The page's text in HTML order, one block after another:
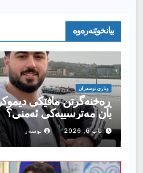
بیانخوێنەرەوە
وتارى نوسەران
ڕەخنەگرتن مافێکی
یان مەترسییەکی ئەمنی؟
ئاب 6, 2026 نوسەر